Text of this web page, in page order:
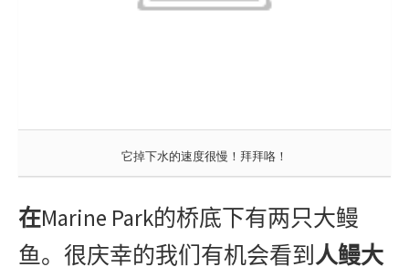
它掉下水的速度很慢！拜拜咯！
在Marine Park的桥底下有两只大鳗
鱼。很庆幸的我们有机会看到 人鳗大